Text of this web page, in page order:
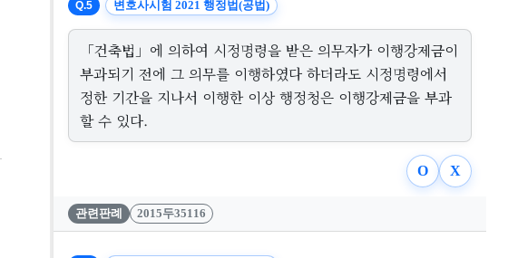
Q.5 변호사시험 2021 행정법(공법)
「건축법」에 의하여 시정명령을 받은 의무자가 이행강제금이
부과되기 전에 그 의무를 이행하였다 하더라도 시정명령에서
정한 기간을 지나서 이행한 이상 행정청은 이행강제금을 부과
할 수 있다.
O X
관련판례 2015두35116